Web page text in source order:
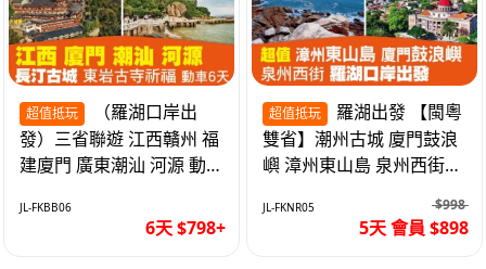
超值抵玩
發）三省聯遊 江西贛州 福
建廈門 廣東潮汕 河源 動車
JL-FKBB06
6天 $798+
超值抵玩
雙省】潮州古城 廈門鼓浪
嶼 漳州東山島 泉州西街
超值抵玩5天
JL-FKNR05 $998
5天 會員 $898